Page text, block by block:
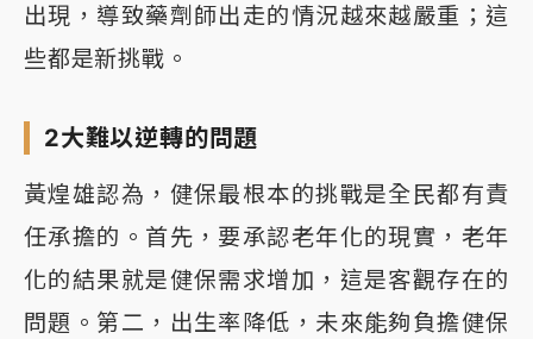
出現，導致藥劑師出走的情況越來越嚴重；這
些都是新挑戰。
2大難以逆轉的問題
黃煌雄認為，健保最根本的挑戰是全民都有責
任承擔的。首先，要承認老年化的現實，老年
化的結果就是健保需求增加，這是客觀存在的
問題。第二，出生率降低，未來能夠負擔健保